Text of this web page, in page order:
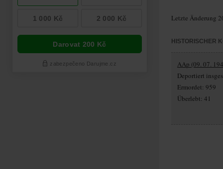
Letzte Änderung
HISTORISCHER
AAp (09. 07.
Deportiert
Ermordet: 959
Überlebt: 41